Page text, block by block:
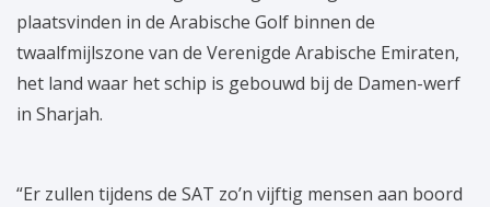
plaatsvinden in de Arabische Golf binnen de
twaalfmijlszone van de Verenigde Arabische Emiraten,
het land waar het schip is gebouwd bij de Damen-werf
in Sharjah.
“Er zullen tijdens de SAT zo’n vijftig mensen aan boord